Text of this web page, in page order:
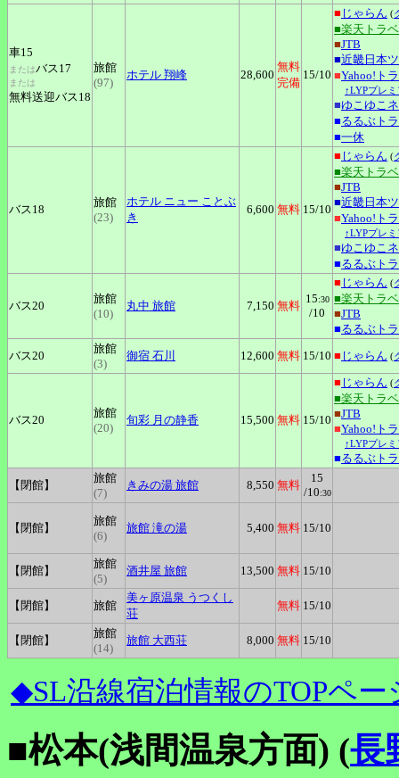
車15
またはバス17
または
無料送迎バス18
旅館
(97)
ホテル 翔峰 28,600
無料
完備
15/10
■ じゃらん (
■楽天トラ
■JTB
■近畿日本
■Yahoo!ト
↑LYPプレ
■ゆこゆこ
■るるぶト
■一休
バス18
旅館
(23)
ホテル ニュー ことぶ
き
6,600 無料 15/10
■ じゃらん (
■楽天トラ
■JTB
■近畿日本
■Yahoo!ト
↑LYPプレ
■ゆこゆこ
■るるぶト
バス20
旅館
(10)
丸中 旅館 7,150 無料
15:30
/10
■ じゃらん (
■楽天トラ
■JTB
■るるぶト
バス20
旅館
(3)
御宿 石川 12,600 無料 15/10 ■ じゃらん (
バス20
旅館
(20)
旬彩 月の静香 15,500 無料 15/10
■ じゃらん (
■楽天トラ
■JTB
■Yahoo!ト
↑LYPプレ
■るるぶト
【閉館】
旅館
(7)
きみの湯 旅館 8,550 無料
15
/10:30
【閉館】
旅館
(6)
旅館 滝の湯 5,400 無料 15/10
【閉館】
旅館
(5)
酒井屋 旅館 13,500 無料 15/10
【閉館】 旅館
美ヶ原温泉 うつくし
荘
無料 15/10
【閉館】
旅館
(14)
旅館 大西荘 8,000 無料 15/10
◆SL沿線宿泊情報のTOPペー
■松本(浅間温泉方面) (長